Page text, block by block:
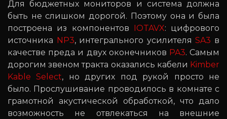
Для бюджетных мониторов и система должна
быть не слишком дорогой. Поэтому она и была
построена из компонентов IOTAVX: цифрового
источника NP3, интегрального усилителяSA3 в
качестве преда и двух оконечников PA3. Самым
дорогим звеном тракта оказались кабели Kimber
Kable Select, но других под рукой просто не
было. Прослушивание проводилось в комнате с
грамотной акустической обработкой, что дало
возможность не отвлекаться на внешние